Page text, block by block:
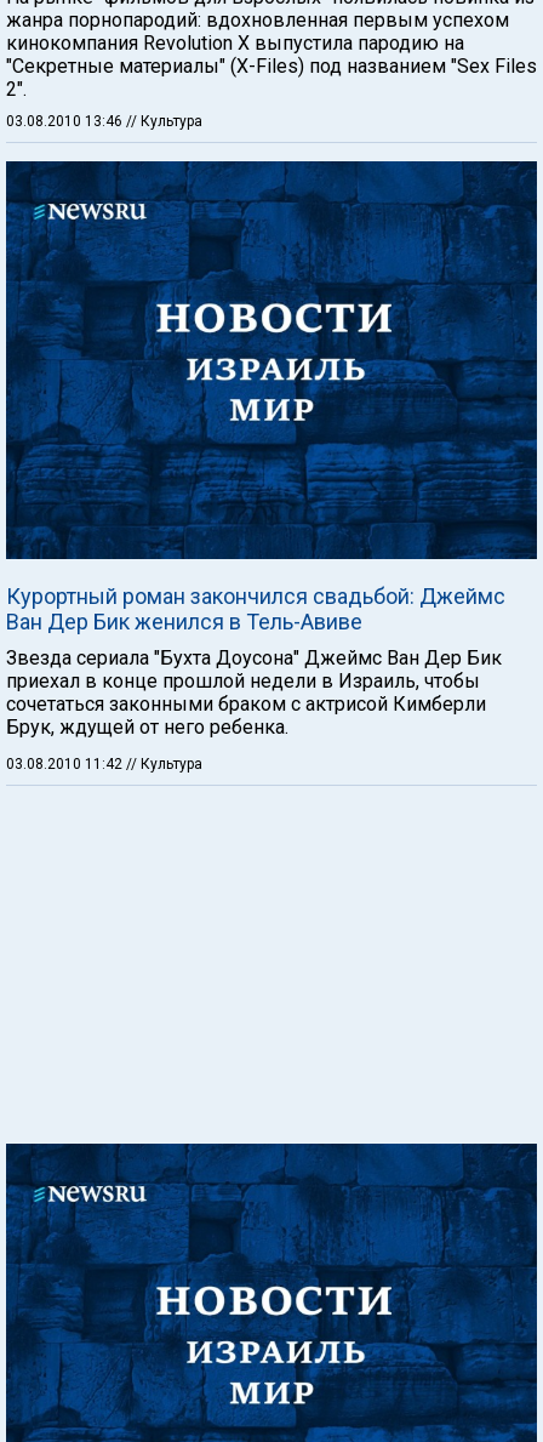
жанра порнопародий: вдохновленная первым успехом
кинокомпания Revolution X выпустила пародию на
"Секретные материалы" (X-Files) под названием "Sex Files
2".
03.08.2010 13:46 // Культура
Курортный роман закончился свадьбой: Джеймс
Ван Дер Бик женился в Тель-Авиве
Звезда сериала "Бухта Доусона" Джеймс Ван Дер Бик
приехал в конце прошлой недели в Израиль, чтобы
сочетаться законными браком с актрисой Кимберли
Брук, ждущей от него ребенка.
03.08.2010 11:42 // Культура